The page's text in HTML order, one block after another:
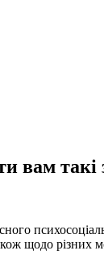
вам
щодо різних